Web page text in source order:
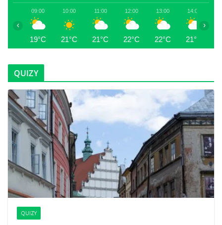
09:00
19°C
10:00
21°C
11:00
21°C
12:00
22°C
13:00
22°C
14:00
21°C
‹ ›
QUIZY
QUIZY